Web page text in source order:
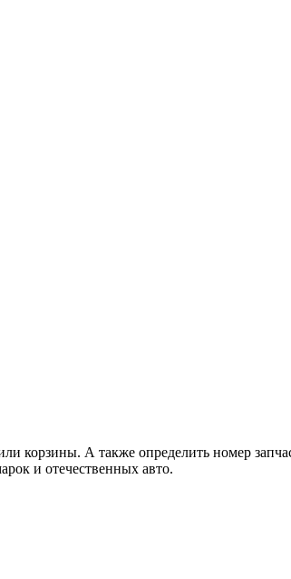
корзины. А также определить номер
и отечественных авто.